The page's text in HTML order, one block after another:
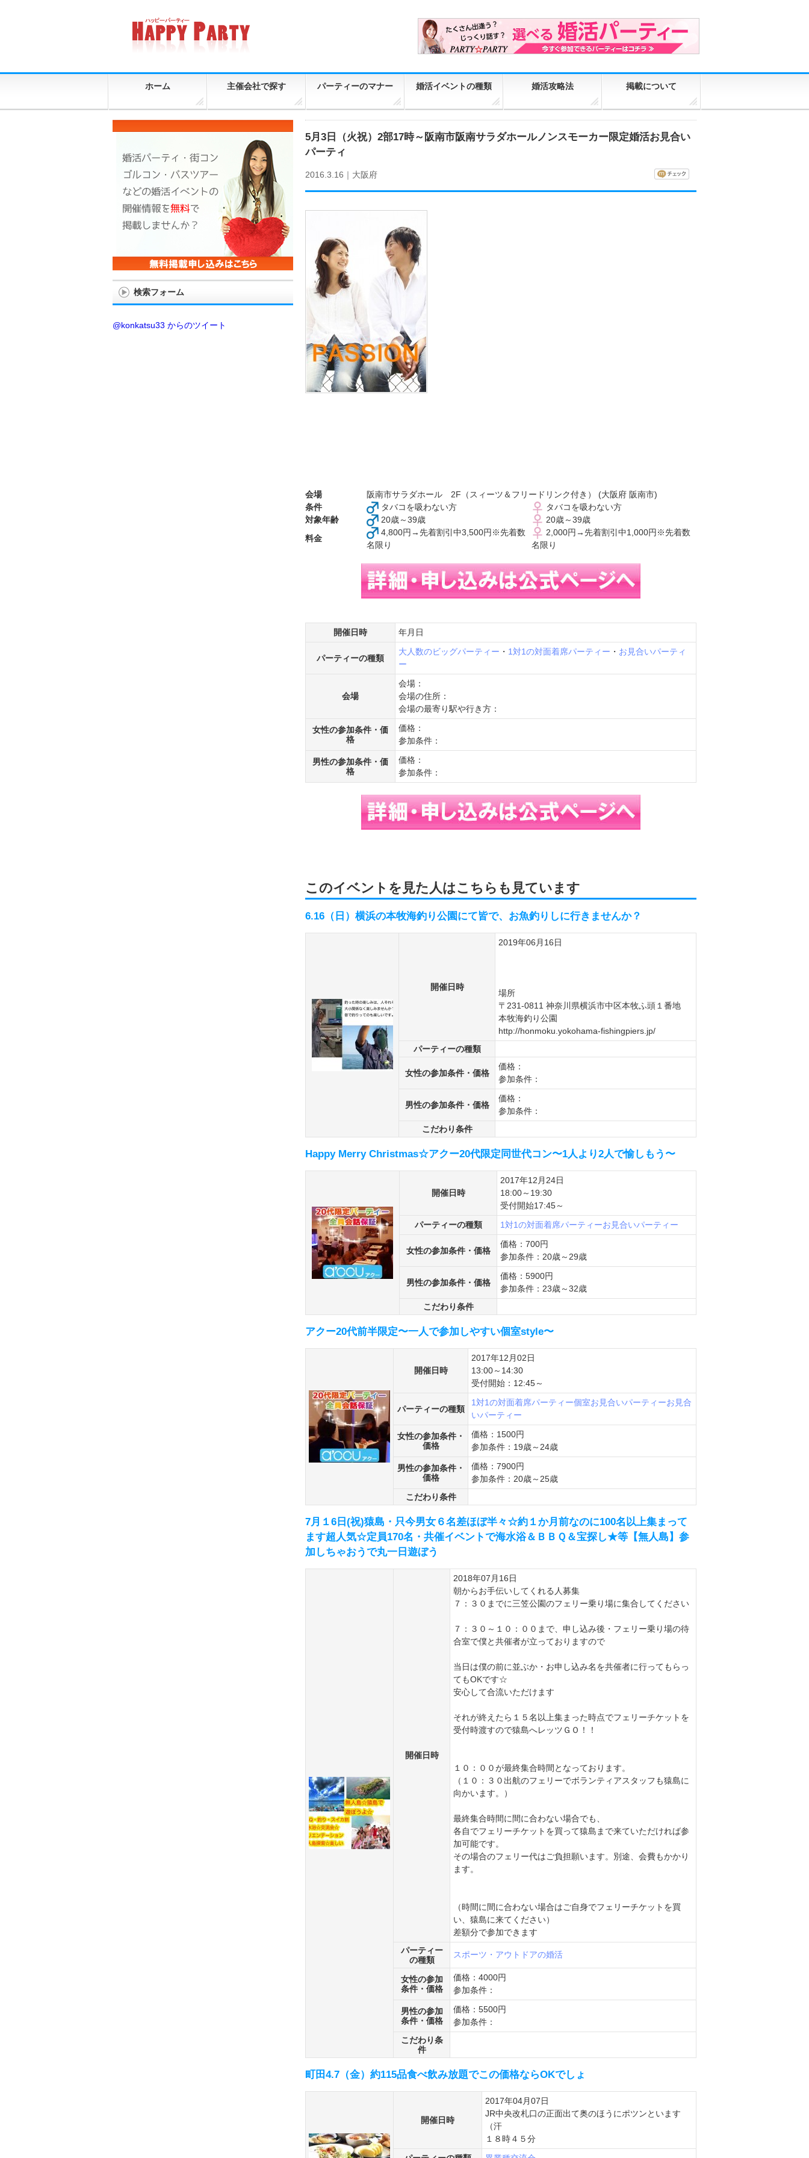
ホーム 主催会社で探す パーティーのマナー 婚活イベントの種類 婚活攻略法 掲載について
5月3日（火祝）2部17時～阪南市阪南サラダホールノンスモーカー限定婚活お見合い
パーティ
2016.3.16｜ 大阪府
会場
阪南市サラダホール 2F（スィーツ＆フリードリンク付き） (大阪府 阪南市)
条件
タバコを吸わない方
タバコを吸わない方
対象年齢
20歳～39歳
20歳～39歳
料金
4,800円→先着割引中3,500円※先着数
名限り
2,000円→先着割引中1,000円※先着数
名限り
開催日時 年月日
パーティーの種類
大人数のビッグパーティー ・ 1対1の対面着席パーティー ・ お見合いパーティ
ー
会場
会場：
会場の住所：
会場の最寄り駅や行き方：
女性の参加条件・価
格
価格：
参加条件：
男性の参加条件・価
格
価格：
参加条件：
このイベントを見た人はこちらも見ています
6.16（日）横浜の本牧海釣り公園にて皆で、お魚釣りしに行きませんか？
開催日時
2019年06月16日
場所
〒231-0811 神奈川県横浜市中区本牧ふ頭１番地
本牧海釣り公園
http://honmoku.yokohama-fishingpiers.jp/
パーティーの種類
女性の参加条件・価格
価格：
参加条件：
男性の参加条件・価格
価格：
参加条件：
こだわり条件
Happy Merry Christmas☆アクー20代限定同世代コン〜1人より2人で愉しもう〜
開催日時
2017年12月24日
18:00～19:30
受付開始17:45～
パーティーの種類
1対1の対面着席パーティーお見合いパーティー
女性の参加条件・価格
価格：700円
参加条件：20歳～29歳
男性の参加条件・価格
価格：5900円
参加条件：23歳～32歳
こだわり条件
アクー20代前半限定〜一人で参加しやすい個室style〜
開催日時
2017年12月02日
13:00～14:30
受付開始：12:45～
パーティーの種類
1対1の対面着席パーティー個室お見合いパーティーお見合
いパーティー
女性の参加条件・
価格
価格：1500円
参加条件：19歳～24歳
男性の参加条件・
価格
価格：7900円
参加条件：20歳～25歳
こだわり条件
7月１6日(祝)猿島・只今男女６名差ほぼ半々☆約１か月前なのに100名以上集まって
ます超人気☆定員170名・共催イベントで海水浴＆ＢＢＱ＆宝探し★等【無人島】参
加しちゃおうで丸一日遊ぼう
開催日時
2018年07月16日
朝からお手伝いしてくれる人募集
７：３０までに三笠公園のフェリー乗り場に集合してください
７：３０～１０：００まで、申し込み後・フェリー乗り場の待
合室で僕と共催者が立っておりますので
当日は僕の前に並ぶか・お申し込み名を共催者に行ってもらっ
てもOKです☆
安心して合流いただけます
それが終えたら１５名以上集まった時点でフェリーチケットを
受付時渡すので猿島へレッツＧＯ！！
１０：００が最終集合時間となっております。
（１０：３０出航のフェリーでボランティアスタッフも猿島に
向かいます。）
最終集合時間に間に合わない場合でも、
各自でフェリーチケットを買って猿島まで来ていただければ参
加可能です。
その場合のフェリー代はご負担願います。別途、会費もかかり
ます。
（時間に間に合わない場合はご自身でフェリーチケットを買
い、猿島に来てください）
差額分で参加できます
パーティー
の種類
スポーツ・アウトドアの婚活
女性の参加
条件・価格
価格：4000円
参加条件：
男性の参加
条件・価格
価格：5500円
参加条件：
こだわり条
件
町田4.7（金）約115品食べ飲み放題でこの価格ならOKでしょ
開催日時
2017年04月07日
JR中央改札口の正面出て奥のほうにポツンといます
（汗
１８時４５分
検索フォーム
@konkatsu33 からのツイート